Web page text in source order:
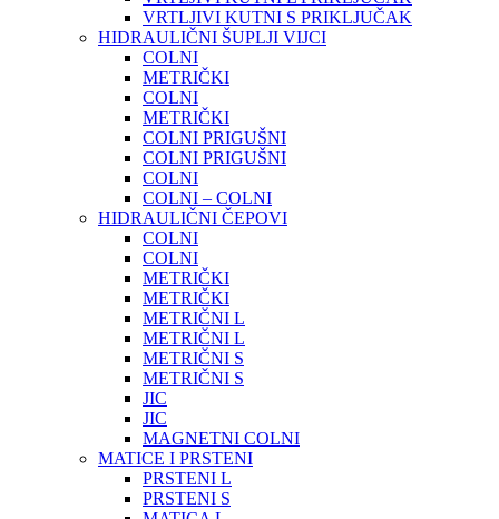
VRTLJIVI KUTNI S PRIKLJUČAK
HIDRAULIČNI ŠUPLJI VIJCI
COLNI
METRIČKI
COLNI
METRIČKI
COLNI PRIGUŠNI
COLNI PRIGUŠNI
COLNI
COLNI – COLNI
HIDRAULIČNI ČEPOVI
COLNI
COLNI
METRIČKI
METRIČKI
METRIČNI L
METRIČNI L
METRIČNI S
METRIČNI S
JIC
JIC
MAGNETNI COLNI
MATICE I PRSTENI
PRSTENI L
PRSTENI S